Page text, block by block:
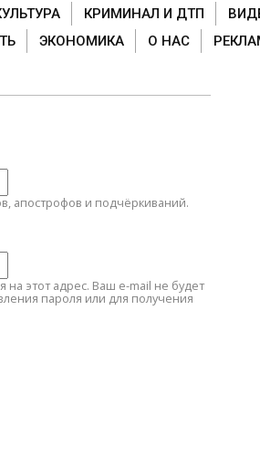
КРИМИНАЛ И ДТП
ЭКОНОМИКА О НАС
апострофов и подчёркиваний.
на этот адрес. Ваш e-mail не будет
пароля или для получения